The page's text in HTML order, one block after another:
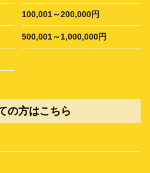
100,001～200,000円
500,001～1,000,000円
の方はこちら